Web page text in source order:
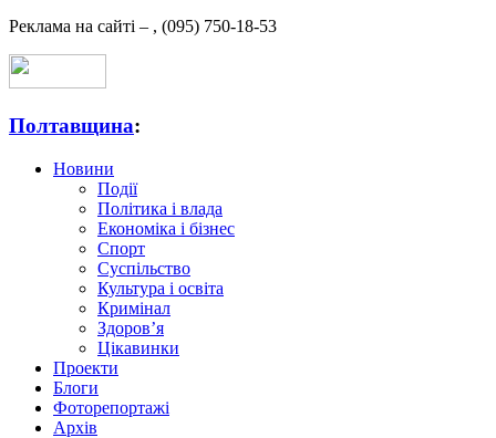
Реклама на сайті – , (095) 750-18-53
Полтавщина:
Новини
Події
Політика і влада
Економіка і бізнес
Спорт
Суспільство
Культура і освіта
Кримінал
Здоров’я
Цікавинки
Проекти
Блоги
Фоторепортажі
Архів